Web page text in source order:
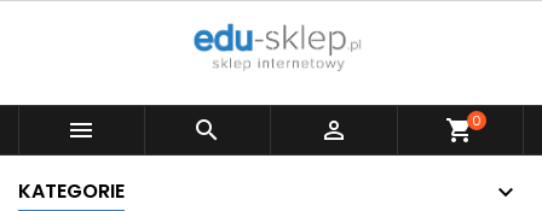
   shopping_cart0
KATEGORIE